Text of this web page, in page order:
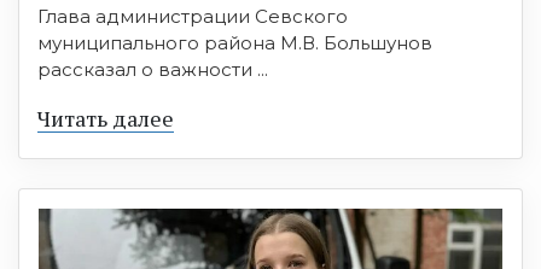
Глава администрации Севского
муниципального района М.В. Большунов
рассказал о важности ...
Читать далее